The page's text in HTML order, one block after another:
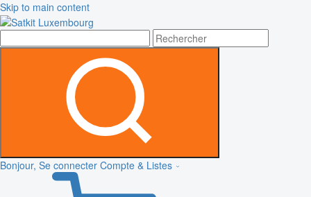
Skip to main content
Bonjour, Se connecter Compte & Listes